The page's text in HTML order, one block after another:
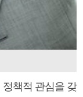
책적 관심을 갖